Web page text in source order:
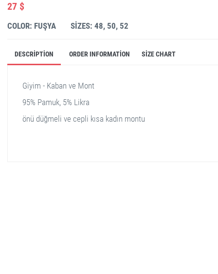
27 $
COLOR: FUŞYA SIZES: 48, 50, 52
DESCRIPTION ORDER INFORMATION SIZE CHART
Giyim - Kaban ve Mont
95% Pamuk, 5% Likra
önü düğmeli ve cepli kısa kadın montu